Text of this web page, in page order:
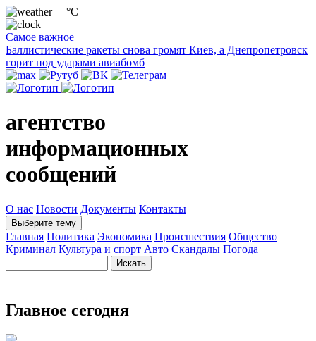
—°C
Самое важное
Баллистические ракеты снова громят Киев, а Днепропетровск
горит под ударами авиабомб
агентство
информационных
сообщений
О нас Новости Документы Контакты
Выберите тему
Главная Политика Экономика Происшествия Общество
Криминал Культура и спорт Авто Скандалы Погода
Главное сегодня